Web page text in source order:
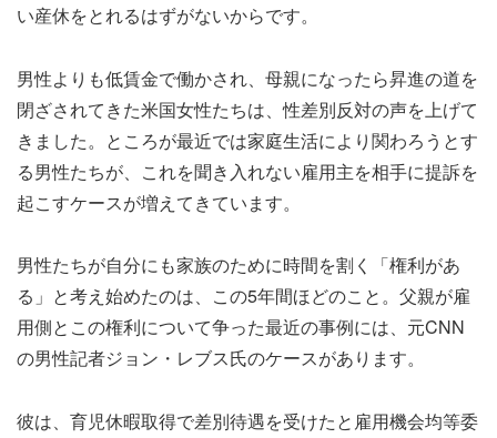
い産休をとれるはずがないからです。
男性よりも低賃金で働かされ、母親になったら昇進の道を
閉ざされてきた米国女性たちは、性差別反対の声を上げて
きました。ところが最近では家庭生活により関わろうとす
る男性たちが、これを聞き入れない雇用主を相手に提訴を
起こすケースが増えてきています。
男性たちが自分にも家族のために時間を割く「権利があ
る」と考え始めたのは、この5年間ほどのこと。父親が雇
用側とこの権利について争った最近の事例には、元CNN
の男性記者ジョン・レブス氏のケースがあります。
彼は、育児休暇取得で差別待遇を受けたと雇用機会均等委